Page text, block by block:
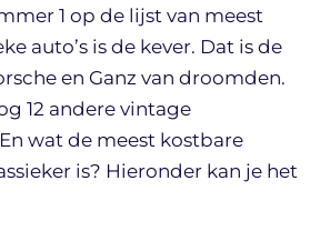
1 op de lijst van meest
auto’s is de kever. Dat is de
en Ganz van droomden.
12 andere vintage
wat de meest kostbare
is? Hieronder kan je het